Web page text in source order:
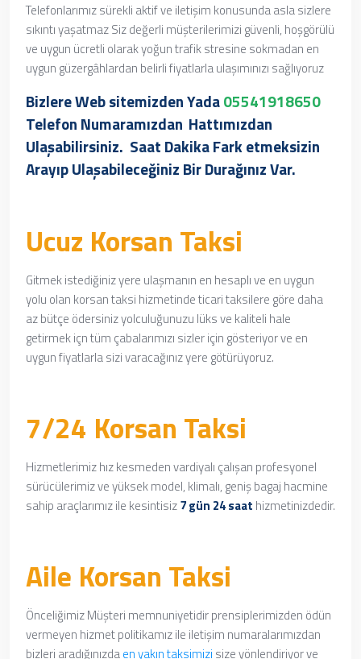
Telefonlarımız sürekli aktif ve iletişim konusunda asla sizlere
sıkıntı yaşatmaz Siz değerli müşterilerimizi güvenli, hoşgörülü
ve uygun ücretli olarak yoğun trafik stresine sokmadan en
uygun güzergâhlardan belirli fiyatlarla ulaşımınızı sağlıyoruz
Bizlere Web sitemizden Yada05541918650
Telefon Numaramızdan Hattımızdan
Ulaşabilirsiniz. Saat Dakika Fark etmeksizin
Arayıp Ulaşabileceğiniz Bir Durağınız Var.
Ucuz Korsan Taksi
Gitmek istediğiniz yere ulaşmanın en hesaplı ve en uygun
yolu olan korsan taksi hizmetindeticari taksilere göre daha
az bütçe ödersiniz yolculuğunuzu lüks ve kaliteli hale
getirmek içntüm çabalarımızı sizler için gösteriyor ve en
uygun fiyatlarla sizi varacağınız yere götürüyoruz.
7/24 Korsan Taksi
Hizmetlerimiz hız kesmeden vardiyalı çalışan profesyonel
sürücülerimiz ve yüksek model, klimalı, geniş bagaj hacmine
sahip araçlarımız ile kesintisiz7 gün 24 saat hizmetinizdedir.
Aile Korsan Taksi
Önceliğimiz Müşteri memnuniyetidir prensiplerimizden ödün
vermeyen hizmet politikamız ile iletişim numaralarımızdan
bizleri aradığınızdaen yakın taksimizi size yönlendiriyor ve